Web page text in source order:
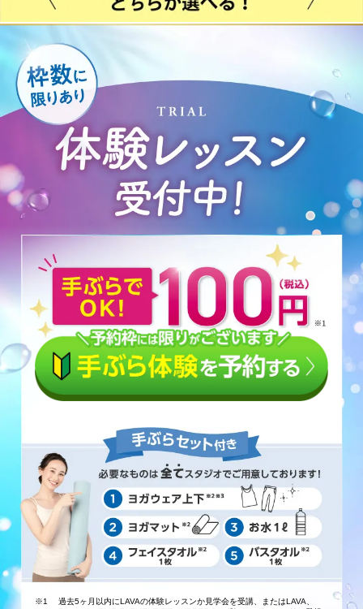
※1
過去5ヶ月以内にLAVAの体験レッスンか見学会を受講、またはLAVA、